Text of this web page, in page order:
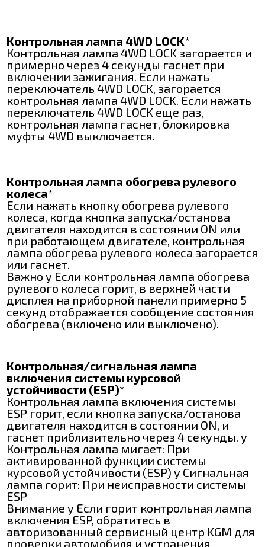
Контрольная лампа 4WD LOCK*
Контрольная лампа 4WD LOCK загорается и
примерно через 4 секунды гаснет при
включении зажигания. Если нажать
переключатель 4WD LOCK, загорается
контрольная лампа 4WD LOCK. Если нажать
переключатель 4WD LOCK еще раз,
контрольная лампа гаснет, блокировка
муфты 4WD выключается.
Контрольная лампа обогрева рулевого
колеса*
Если нажать кнопку обогрева рулевого
колеса, когда кнопка запуска/останова
двигателя находится в состоянии ON или
при работающем двигателе, контрольная
лампа обогрева рулевого колеса загорается
или гаснет.
Важно y Если контрольная лампа обогрева
рулевого колеса горит, в верхней части
дисплея на приборной панели примерно 5
секунд отображается сообщение состояния
обогрева (включено или выключено).
Контрольная/сигнальная лампа
включения системы курсовой
устойчивости (ESP)*
Контрольная лампа включения системы
ESP горит, если кнопка запуска/останова
двигателя находится в состоянии ON, и
гаснет приблизительно через 4 секунды. y
Контрольная лампа мигает: При
активированной функции системы
курсовой устойчивости (ESP) y Сигнальная
лампа горит: При неисправности системы
ESP
Внимание y Если горит контрольная лампа
включения ESP, обратитесь в
авторизованный сервисный центр KGM для
проверки автомобиля и устранения